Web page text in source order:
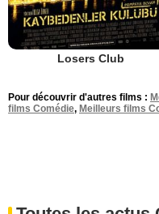
Losers Club
Pour découvrir d'autres films :
films Comédie, Meilleurs films